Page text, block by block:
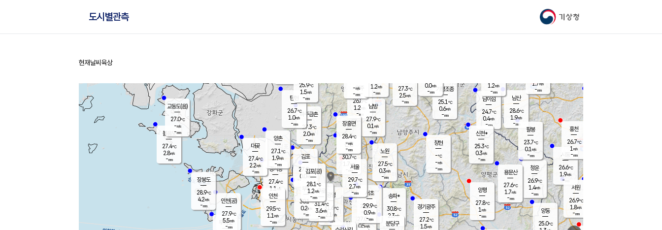
기상청
도시별관측
홈
현재날씨 육상
남이섬
24.7℃
0.4m/s
-mm
무의도
볼음도
27.4℃
2.8m/s
-mm
양주
26.8℃
1.2
-mm
과천
27.0℃
0.5m/s
남산
28.6℃
1.9m/s
-mm
장봉도
28.9℃
4.2m/s
-mm
청운
26.9℃
1.4m/s
-mm
팔봉
23.7℃
0.1 m/s
-mm
양동
25.0℃
경기광주
27.2℃
1.5m/s
1.2m/s
-mm
경서동
27.4℃
1.1 m/s
-mm
파주금촌
27.3℃
2.0m/s
-mm
가평조종
25.1℃
0.6m/s
-mm
27.3℃
2.5m/s
-mm
대곶
27.4℃
2.2m/s
-mm
신천*
25.3℃
0.3m/s
-mm
창현
-℃
-m/s
-mm
탄현
26.7℃
1.0m/s
-mm
0.0m/s
-mm
김포
27.9℃
0.0 m/s
mm
광명
31.6 ℃
2.1 m/s
-mm
부천
30.1℃
0.2m/s
-mm
양촌
27.1℃
1.9m/s
-mm
구로
31.4℃
3.6m/s
-mm
은평
30.7℃
1.7 m/s
- mm
노원
27.5℃
0.3m/s
-mm
송파*
30.8℃
2.3m/s
-mm
서초
29.9℃
0.9m/s
-mm
남방
27.9℃
0.1 m/s
-mm
분당구
장흥면
28.4℃
-m/s
-mm
-m/s
-mm
시동
26.6℃
1.9m/s
- mm
서원
26.9℃
1.8m/s
-mm
용문산
27.6℃
1.7m/s
-mm
인천(공)
27.9℃
5.5m/s
-mm
김포(공)
28.1℃
1.2m/s
-mm
교동도(음)
27.0℃
-m/s
-mm
홍천
26.7℃
1 m/s
-mm
양평
27.8℃
1 m/s
-mm
인천
29.5℃
1.1 m/s
-mm
서울
29.7℃
2.7m/s
-mm
1.7 m/s
-mm
25.9℃
1.5m/s
-mm
1.2m/s
-mm